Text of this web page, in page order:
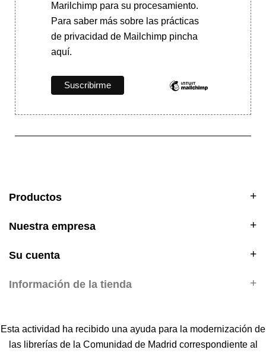
Marilchimp para su procesamiento.
Para saber mássobre las prácticas
de privacidad de Mailchimp pincha
aquí.
Productos
Nuestra empresa
Su cuenta
Información de la tienda
Esta actividad ha recibido una ayuda para la modernización de
las librerías de la Comunidad de Madrid correspondiente al